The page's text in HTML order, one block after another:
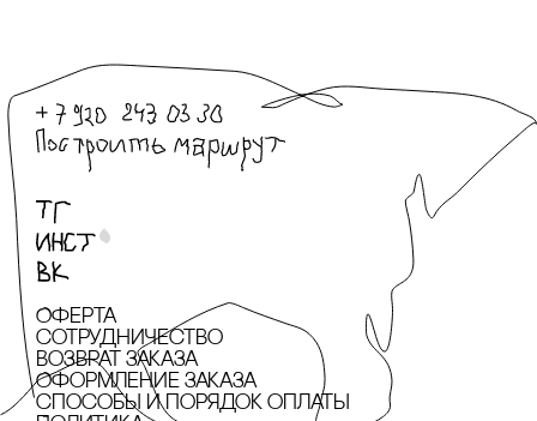
Оферта
сотрудничество
Возврат заказа
Оформление заказа
cпособы и порядок оплаты